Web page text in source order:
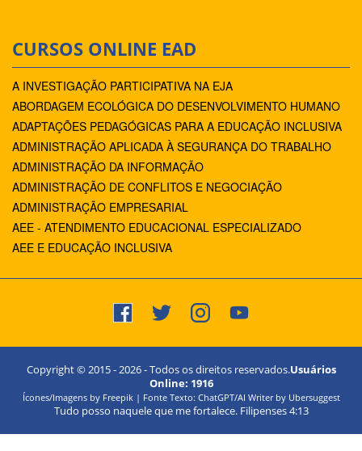
CURSOS ONLINE EAD
A INVESTIGAÇÃO PARTICIPATIVA NA EJA
ABORDAGEM ECOLÓGICA DO DESENVOLVIMENTO HUMANO
ADAPTAÇÕES PEDAGÓGICAS PARA A EDUCAÇÃO INCLUSIVA
ADMINISTRAÇÃO APLICADA À SEGURANÇA DO TRABALHO
ADMINISTRAÇÃO DA INFORMAÇÃO
ADMINISTRAÇÃO DE CONFLITOS E NEGOCIAÇÃO
ADMINISTRAÇÃO EMPRESARIAL
AEE - ATENDIMENTO EDUCACIONAL ESPECIALIZADO
AEE E EDUCAÇÃO INCLUSIVA
Copyright © 2015 -2026- Todos os direitos reservados.Usuários
Online: 1916
Ícones/Imagens by Freepik | Fonte Texto: ChatGPT/AI Writer by Ubersuggest
Tudo posso naquele que me fortalece. Filipenses 4:13